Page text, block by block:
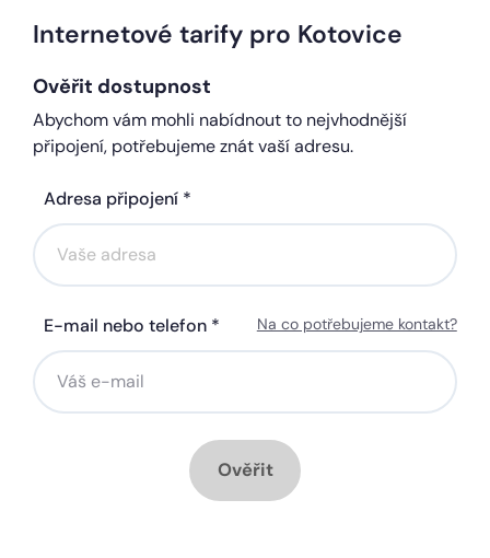
Internetové tarify pro Kotovice
Ověřit dostupnost
Abychom vám mohli nabídnout to nejvhodnější
připojení, potřebujeme znát vaší adresu.
Adresa připojení *
E-mail nebo telefon * Na co potřebujeme kontakt?
Ověřit